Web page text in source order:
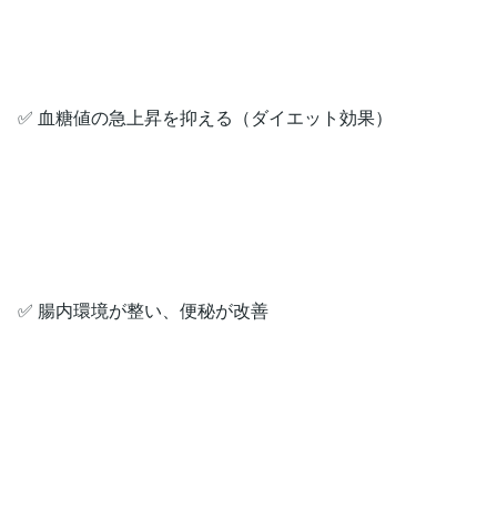
✅ 血糖値の急上昇を抑える（ダイエット効果）
✅ 腸内環境が整い、便秘が改善